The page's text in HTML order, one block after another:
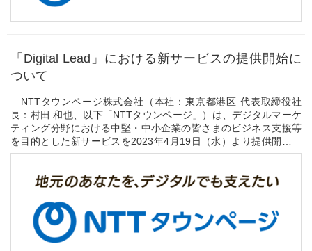
「Digital Lead」における新サービスの提供開始に
ついて
NTTタウンページ株式会社（本社：東京都港区 代表取締役社
長：村田 和也、以下「NTTタウンページ」）は、デジタルマーケ
ティング分野における中堅・中小企業の皆さまのビジネス支援等
を目的とした新サービスを2023年4月19日（水）より提供開始い
たします。